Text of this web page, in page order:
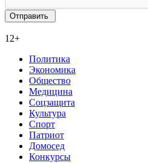
12+
Политика
Экономика
Общество
Медицина
Соцзащита
Культура
Спорт
Патриот
Домосед
Конкурсы